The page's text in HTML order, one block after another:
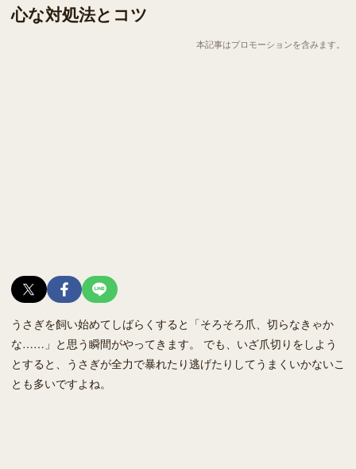
心な対処法とコツ
本記事はプロモーションを含みます。
うさぎを飼い始めてしばらくすると「そろそろ爪、切らなきゃか
な……」と思う瞬間がやってきます。 でも、いざ爪切りをしよう
とすると、うさぎが全力で暴れたり逃げたりしてうまくいかないこ
とも多いですよね。